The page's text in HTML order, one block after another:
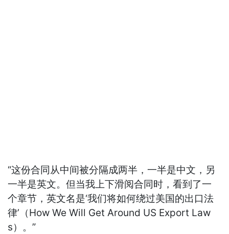
“这份合同从中间被分隔成两半，一半是中文，另
一半是英文。但当我上下滑阅合同时，看到了一
个章节，英文名是‘我们将如何绕过美国的出口法
律’（How We Will Get Around US Export Law
s）。”